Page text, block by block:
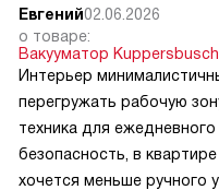
Евгений02.06.2026
о товаре:
Вакууматор
Интерьер
перегружать рабочую
техника для
безопасность, в
хочется меньше ручного